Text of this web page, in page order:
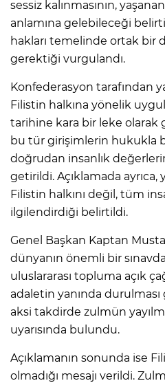
sessiz kalınmasının,
anlamına gelebileceği
hakları temelinde ortak bir
gerektiği vurgulandı.
Konfederasyon tarafından
Filistin halkına yönelik
tarihine kara bir leke olarak
bu tür girişimlerin hukukla
doğrudan insanlık
getirildi. Açıklamada ayrıca,
Filistin halkını değil, tüm
ilgilendirdiği belirtildi.
Genel Başkan Kaptan
dünyanın önemli bir
uluslararası topluma açık
adaletin yanında
aksi takdirde zulmün
uyarısında bulundu.
Açıklamanın sonunda ise
olmadığı mesajı verildi.